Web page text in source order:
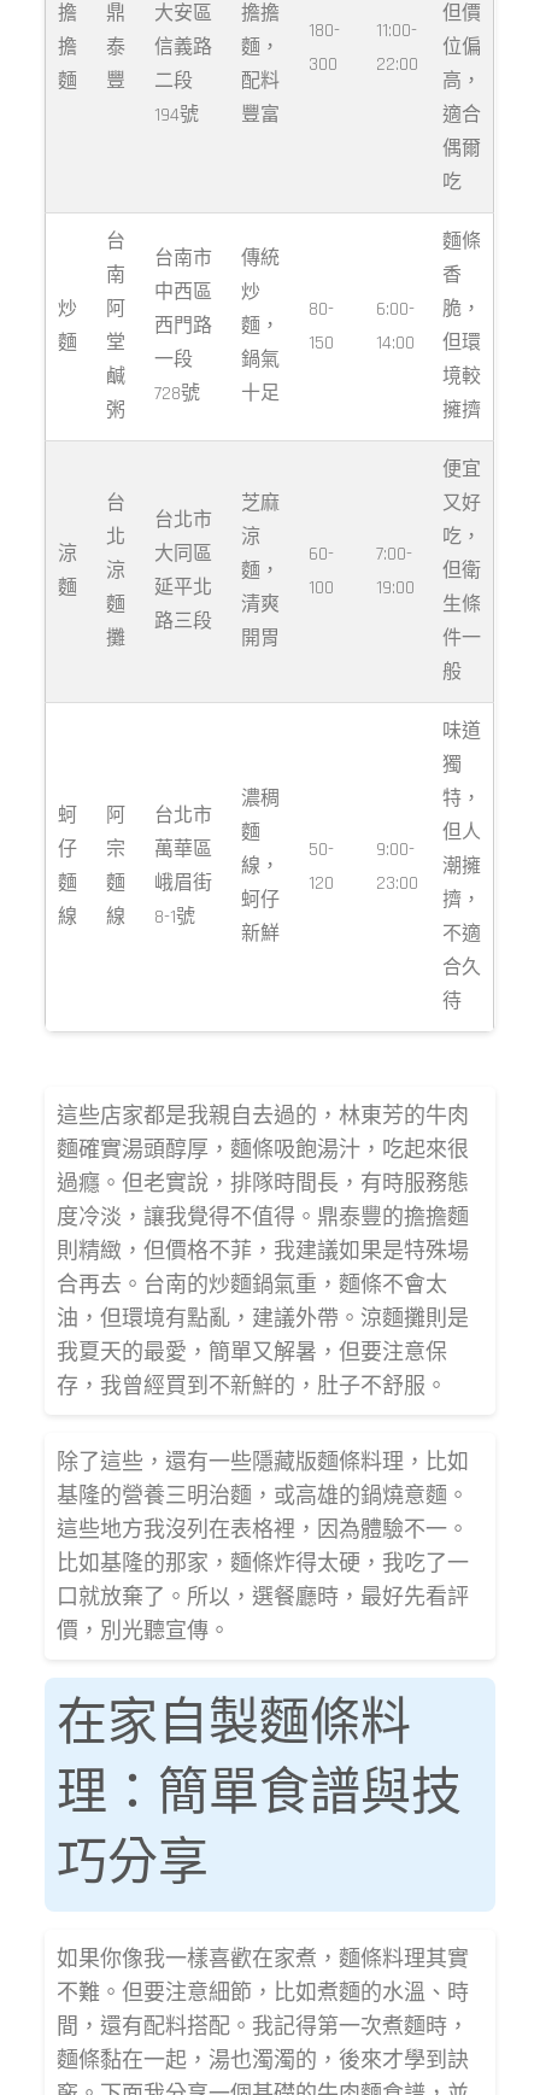
擔
擔
麵
鼎
泰
豐
大安區
信義路
二段
194號
擔擔
麵，
配料
豐富
180-
300
11:00-
22:00
但價
位偏
高，
適合
偶爾
吃
炒
麵
台
南
阿
堂
鹹
粥
台南市
中西區
西門路
一段
728號
傳統
炒
麵，
鍋氣
十足
80-
150
6:00-
14:00
麵條
香
脆，
但環
境較
擁擠
涼
麵
台
北
涼
麵
攤
台北市
大同區
延平北
路三段
芝麻
涼
麵，
清爽
開胃
60-
100
7:00-
19:00
便宜
又好
吃，
但衛
生條
件一
般
蚵
仔
麵
線
阿
宗
麵
線
台北市
萬華區
峨眉街
8-1號
濃稠
麵
線，
蚵仔
新鮮
50-
120
9:00-
23:00
味道
獨
特，
但人
潮擁
擠，
不適
合久
待
這些店家都是我親自去過的，林東芳的牛肉
麵確實湯頭醇厚，麵條吸飽湯汁，吃起來很
過癮。但老實說，排隊時間長，有時服務態
度冷淡，讓我覺得不值得。鼎泰豐的擔擔麵
則精緻，但價格不菲，我建議如果是特殊場
合再去。台南的炒麵鍋氣重，麵條不會太
油，但環境有點亂，建議外帶。涼麵攤則是
我夏天的最愛，簡單又解暑，但要注意保
存，我曾經買到不新鮮的，肚子不舒服。
除了這些，還有一些隱藏版麵條料理，比如
基隆的營養三明治麵，或高雄的鍋燒意麵。
這些地方我沒列在表格裡，因為體驗不一。
比如基隆的那家，麵條炸得太硬，我吃了一
口就放棄了。所以，選餐廳時，最好先看評
價，別光聽宣傳。
在家自製麵條料
理：簡單食譜與技
巧分享
如果你像我一樣喜歡在家煮，麵條料理其實
不難。但要注意細節，比如煮麵的水溫、時
間，還有配料搭配。我記得第一次煮麵時，
麵條黏在一起，湯也濁濁的，後來才學到訣